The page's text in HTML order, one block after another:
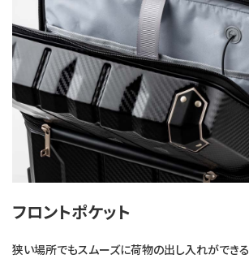
フロントポケット
狭い場所でもスムーズに荷物の出し入れができ